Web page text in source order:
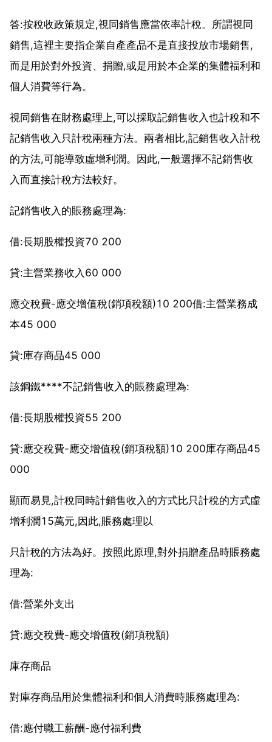
答:按稅收政策規定,視同銷售應當依率計稅。所謂視同
銷售,這裡主要指企業自產產品不是直接投放市場銷售,
而是用於對外投資、捐贈,或是用於本企業的集體福利和
個人消費等行為。
視同銷售在財務處理上,可以採取記銷售收入也計稅和不
記銷售收入只計稅兩種方法。兩者相比,記銷售收入計稅
的方法,可能導致虛增利潤。因此,一般選擇不記銷售收
入而直接計稅方法較好。
記銷售收入的賬務處理為:
借:長期股權投資70 200
貸:主營業務收入60 000
應交稅費-應交增值稅(銷項稅額)10 200借:主營業務成
本45 000
貸:庫存商品45 000
該鋼鐵****不記銷售收入的賬務處理為:
借:長期股權投資55 200
貸:應交稅費-應交增值稅(銷項稅額)10 200庫存商品45
000
顯而易見,計稅同時計銷售收入的方式比只計稅的方式虛
增利潤15萬元,因此,賬務處理以
只計稅的方法為好。按照此原理,對外捐贈產品時賬務處
理為:
借:營業外支出
貸:應交稅費-應交增值稅(銷項稅額)
庫存商品
對庫存商品用於集體福利和個人消費時賬務處理為:
借:應付職工薪酬-應付福利費